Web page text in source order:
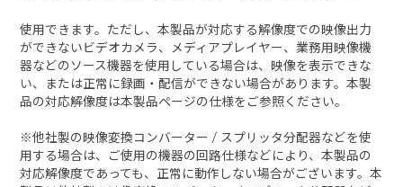
使用できます。ただし、本製品が対応する解像度での映像出力
ができないビデオカメラ、メディアプレイヤー、業務用映像機
器などのソース機器を使用している場合は、映像を表示できな
い、または正常に録画・配信ができない場合があります。本製
品の対応解像度は本製品ページの仕様をご参照ください。
※他社製の映像変換コンバーター / スプリッタ分配器などを使
用する場合は、ご使用の機器の回路仕様などにより、本製品の
対応解像度であっても、正常に動作しない場合がございます。本